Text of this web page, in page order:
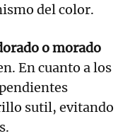
del color.
o morado
En cuanto a los
sutil, evitando